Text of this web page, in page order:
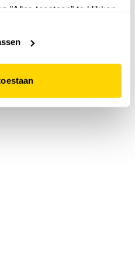
"Alles toestaan" te klikken.